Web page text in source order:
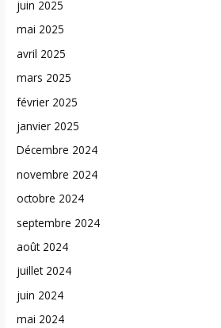
juin 2025
mai 2025
avril 2025
mars 2025
février 2025
janvier 2025
Décembre 2024
novembre 2024
octobre 2024
septembre 2024
août 2024
juillet 2024
juin 2024
mai 2024